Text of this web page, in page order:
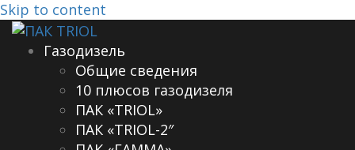
Skip to content
Газодизель
Общие сведения
10 плюсов газодизеля
ПАК «TRIOL»
ПАК «TRIOL-2″